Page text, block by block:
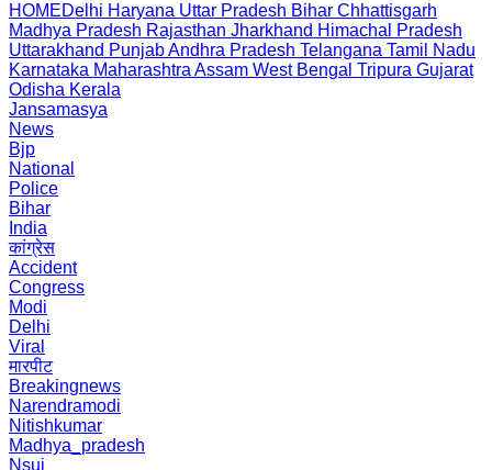
HOMEDelhi Haryana Uttar Pradesh Bihar Chhattisgarh
Madhya Pradesh Rajasthan Jharkhand Himachal Pradesh
Uttarakhand PunjabAndhra Pradesh Telangana Tamil Nadu
Karnataka Maharashtra Assam West Bengal Tripura Gujarat
Odisha Kerala
Jansamasya
News
Bjp
National
Police
Bihar
India
कांग्रेस
Accident
Congress
Modi
Delhi
Viral
मारपीट
Breakingnews
Narendramodi
Nitishkumar
Madhya_pradesh
Nsui